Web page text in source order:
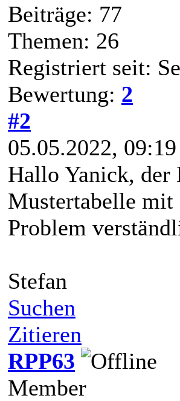
Beiträge: 77
Themen: 26
Registriert seit:
Bewertung: 2
#2
05.05.2022, 09:19
Hallo Yanick, der
Mustertabelle mit
Problem
Stefan
Suchen
Zitieren
RPP63
Member